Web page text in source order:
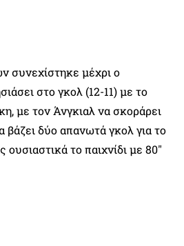
συνεχίστηκε μέχρι ο
στο γκολ (12-11) με το
με τον Άνγκιαλ να σκοράρει
δύο απανωτά γκολ για το
το παιχνίδι με 80″